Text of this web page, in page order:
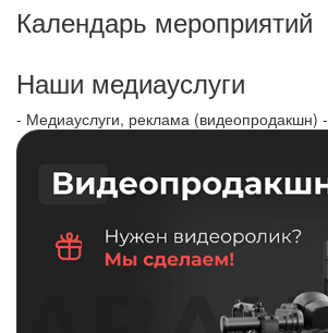
Календарь мероприятий
Наши медиауслуги
- Медиауслуги, реклама (видеопродакшн) -